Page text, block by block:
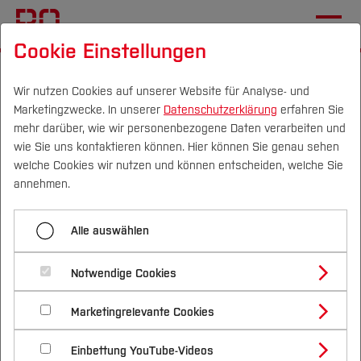
Campus Personen DE|EN Quicklinks
Studium
Studienangebote
Bachelorstudiengänge
Masterstudiengänge
Vor dem Studium
Bewerben & Einschreiben
Bewerbungsportal
Im Studium
Studienbüros und Prüfungen
Nach dem Studium
Forschung & Transfer
Profil
Forschungs- und Transferprofil
Schwerpunkte (FuT)
Beratung & Förderung
Nachhaltigkeit
Nachhaltigkeit studieren
International
Zentrale Studienberatung
Vor dem Studium
Unterwegs auf Messen
Menü aufklappen
Individuelle Beratung
Unterwegs auf Messen
Schnupperangebote an der BO
Das Team
Studienorientierung für
Euch unterwegs
Cookie Einstellungen
Wir nutzen Cookies auf unserer Website für Analyse- und
Marketingzwecke. In unserer Datenschutzerklärung erfahren Sie
mehr darüber, wie wir personenbezogene Daten verarbeiten und
wie Sie uns kontaktieren können. Hier können Sie genau sehen
welche Cookies wir nutzen und können entscheiden, welche Sie
annehmen.
Alle auswählen
Notwendige Cookies
Marketingrelevante Cookies
Einbettung YouTube-Videos